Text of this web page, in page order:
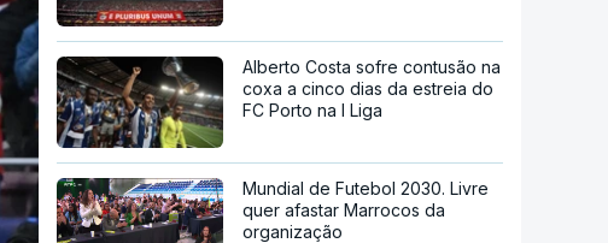
Alberto Costa sofre contusão na
coxa a cinco dias da estreia do
FC Porto na I Liga
Mundial de Futebol 2030. Livre
quer afastar Marrocos da
organização